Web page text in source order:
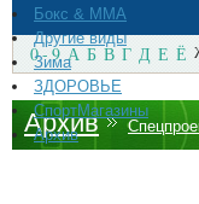
Бокс & ММА
Другие виды
Зима
ЗДОРОВЬЕ
СпортМагазины
Архив
0 - 9 А Б В Г Д Е Ё
Архив